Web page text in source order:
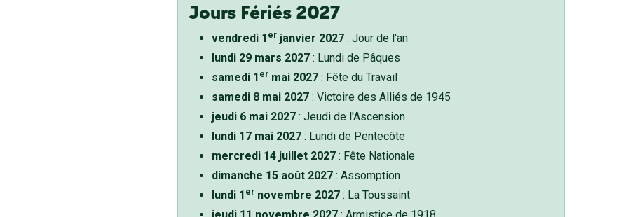
Jours Fériés 2027
vendredi 1 erjanvier 2027: Jour de l'an
lundi 29 mars 2027: Lundi de Pâques
samedi 1 ermai 2027: Fête du Travail
samedi 8 mai 2027: Victoire des Alliés de 1945
jeudi 6 mai 2027: Jeudi de l'Ascension
lundi 17 mai 2027: Lundi de Pentecôte
mercredi 14 juillet 2027: Fête Nationale
dimanche 15 août 2027: Assomption
lundi 1 ernovembre 2027: La Toussaint
jeudi 11 novembre 2027: Armistice de 1918